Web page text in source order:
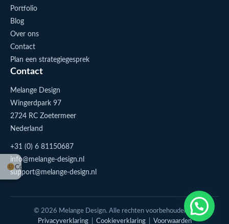
Cookie-instellingen
Stuur me een appje
Portfolio
Blog
Over ons
Contact
Plan een strategiegesprek
Contact
Melange Design
Wingerdpark 97
2724 RC Zoetermeer
Nederland
+31 (0) 6 81150687
info@melange-design.nl
support@melange-design.nl
© 2026 Melange Design. Alle rechten voorbehouden. |
Privacyverklaring| Cookieverklaring| Voorwaarden